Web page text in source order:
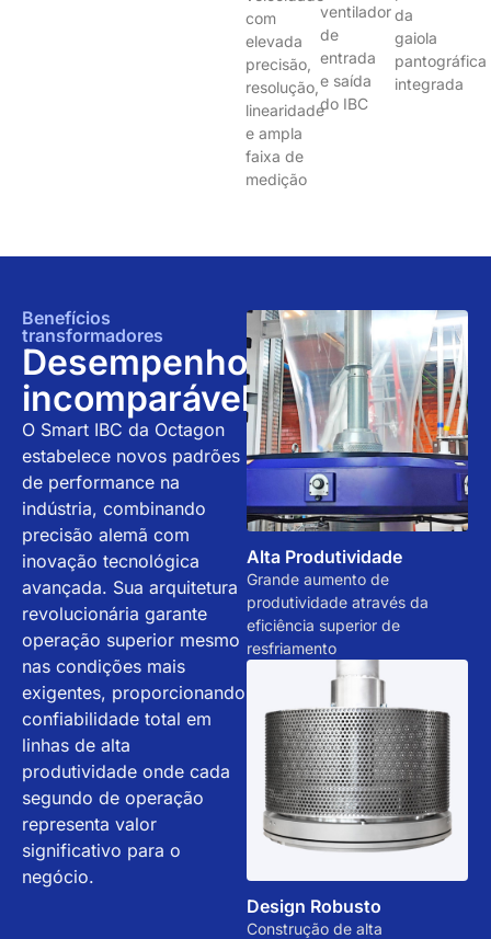
com
elevada
precisão,
resolução,
linearidade
e ampla
faixa de
medição
ventilador
de
entrada
e saída
do IBC
da
gaiola
pantográfica
integrada
Benefícios
transformadores
Desempenho
incomparável
O Smart IBC da Octagon
estabelece novos padrões
de performance na
indústria, combinando
precisão alemã com
inovação tecnológica
avançada. Sua arquitetura
revolucionária garante
operação superior mesmo
nas condições mais
exigentes, proporcionando
confiabilidade total em
linhas de alta
produtividade onde cada
segundo de operação
representa valor
significativo para o
negócio.
Alta Produtividade
Grande aumento de
produtividade através da
eficiência superior de
resfriamento
Design Robusto
Construção de alta